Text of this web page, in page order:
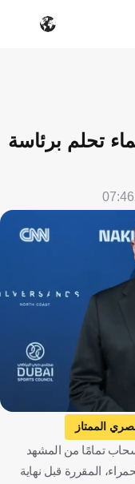
خلافة الخطيب.. 5 أسماء تحلم برئاسة
07:46
الممتاز
قدمتمامًا من المشهد
المقررة قبل نهاية